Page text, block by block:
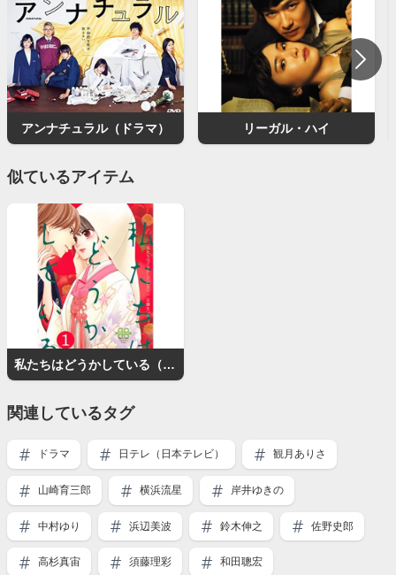
アンナチュラル（ドラマ） リーガル・ハイ
似ているアイテム
私たちはどうかしている（漫画）
関連しているタグ
ドラマ 日テレ（日本テレビ） 観月ありさ
山崎育三郎 横浜流星 岸井ゆきの
中村ゆり 浜辺美波 鈴木伸之 佐野史郎
高杉真宙 須藤理彩 和田聰宏